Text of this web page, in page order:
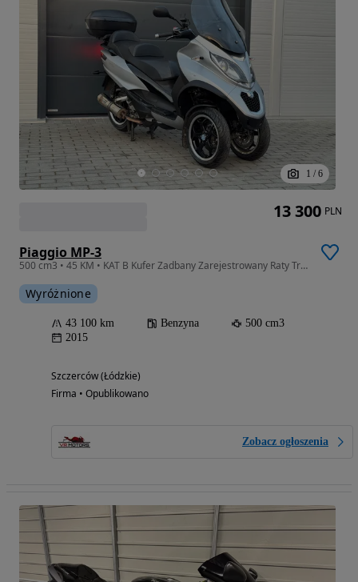
1 / 6
Piaggio MP-3
500 cm3 • 45 KM • KAT B Kufer Zadbany Zarejestrowany Raty Transport Gwarancja
Wyróżnione
43 100 km Benzyna
500 cm3
2015
Szczerców (Łódzkie)
Firma • Opublikowano
Zobacz ogłoszenia
13 300 PLN